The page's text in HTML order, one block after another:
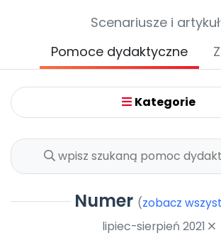
PromocjeScenariusze i
Pomoce dydaktyczne
Kategorie
Numer (zobacz
lipiec-sierpień 2021